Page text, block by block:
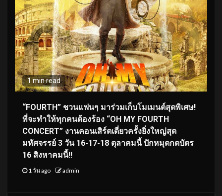
1 min read
“FOURTH” ชวนแฟนๆ มาร่วมเก็บโมเมนต์สุดพิเศษ!
ที่จะทำให้ทุกคนต้องร้อง “OH MY FOURTH
CONCERT” งานคอนเสิร์ตเดี่ยวครั้งยิ่งใหญ่สุด
มหัศจรรย์ 3 วัน 16-17-18 ตุลาคมนี้ ปักหมุดกดบัตร
16 สิงหาคมนี้!!
1 วัน ago admin